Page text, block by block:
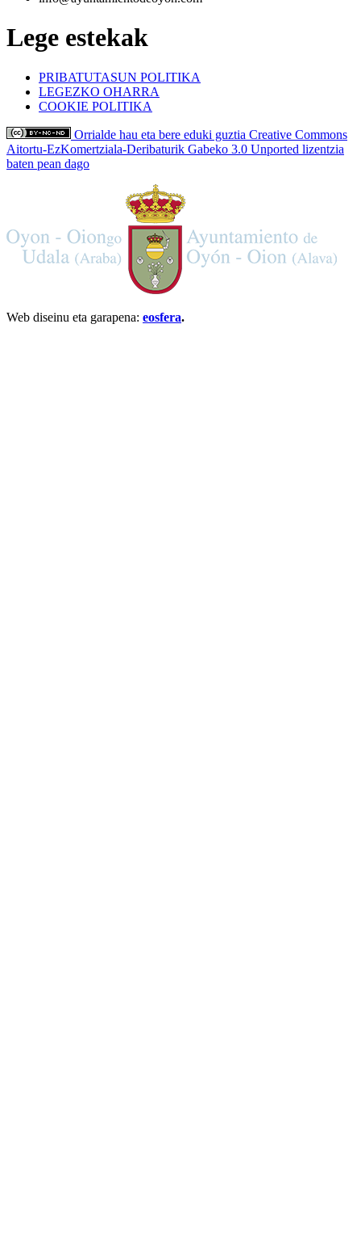
Lege estekak
PRIBATUTASUN POLITIKA
LEGEZKO OHARRA
COOKIE POLITIKA
Orrialde hau eta bere eduki guztia Creative Commons
Aitortu-EzKomertziala-Deribaturik Gabeko 3.0 Unported lizentzia
baten pean dago
Web diseinu eta garapena: eosfera.